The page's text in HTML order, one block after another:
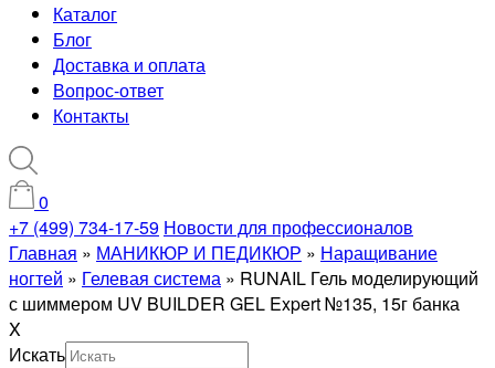
Каталог
Блог
Доставка и оплата
Вопрос-ответ
Контакты
0
+7 (499) 734-17-59 Новости для профессионалов
Главная » МАНИКЮР И ПЕДИКЮР » Наращивание
ногтей » Гелевая система » RUNAIL Гель моделирующий
с шиммером UV BUILDER GEL Expert №135, 15г банка
X
Искать